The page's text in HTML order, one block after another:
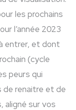
les prochains
l’année 2023
entrer, et dont
(cycle
peurs qui
de renaitre et de
aligné sur vos